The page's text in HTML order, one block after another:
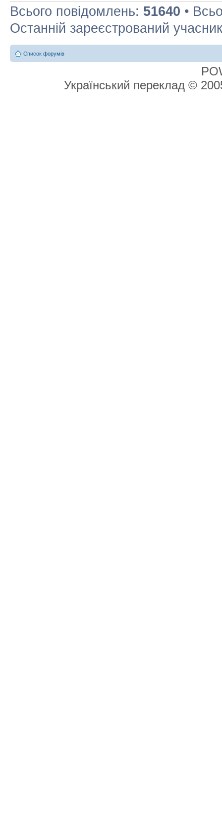
Всього повідомлень: 51640 •
Останній зареєстрований
Список форумів
Український переклад ©